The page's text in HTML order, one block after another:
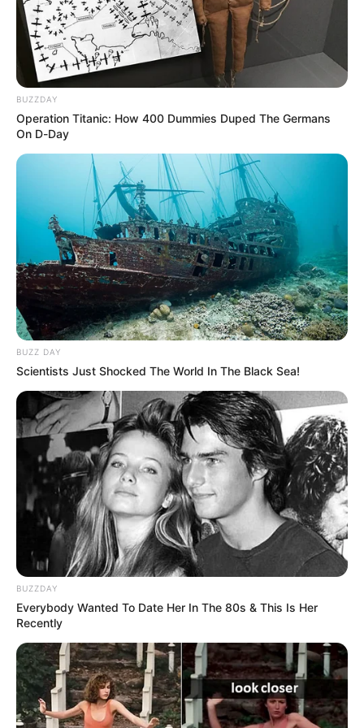
tenencia; siendo dejado a disposición de la Fiscalía N°23
seccional, por el delito de fabricación, tráfico y porte
ilegal de armas de fuego, accesorios, partes o
municiones, el cual después de audiencia virtual fue
enviado con medida intramural.
COMPARTIR
ALERTA BOGOTÁ EN GOOGLE NEWS
TEMAS RELACIONADOS
ROBO A CIUDADANO TOLIMA POLICÍA TOLIMA
MANTÉNGASE EN ALERTA
Tenemos todas las noticias que le
interesan. Para estar bien informado, por
favor, active las notificaciones de Alerta.
ACTIVAR AHORA
TEMAS DESTACADOS
SARAMPIÓN
PARQUE DE DIVERSIONES
ELECCIONES PRESIDENCIALES
FENÓMENO DEL NIÑO
BUZZDAY
Operation Titanic: How 400 Dummies Duped The Germans
On D-Day
BUZZ DAY
Scientists Just Shocked The World In The Black Sea!
BUZZDAY
Everybody Wanted To Date Her In The 80s & This Is Her
Recently